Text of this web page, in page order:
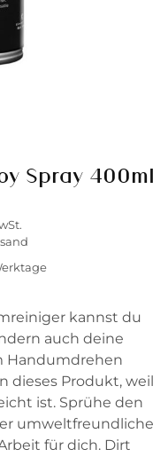
Spray 400ml
kannst du
auch deine
Handumdrehen
dieses Produkt, weil
ist. Sprühe den
umweltfreundliche
für dich. Dirt